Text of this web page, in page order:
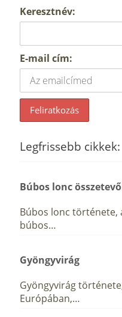
Keresztnév:
E-mail cím:
Legfrissebb cikkek:
Búbos lonc
Búbos lonc története,
búbos…
Gyöngyvirág
Gyöngyvirág
Európában,…